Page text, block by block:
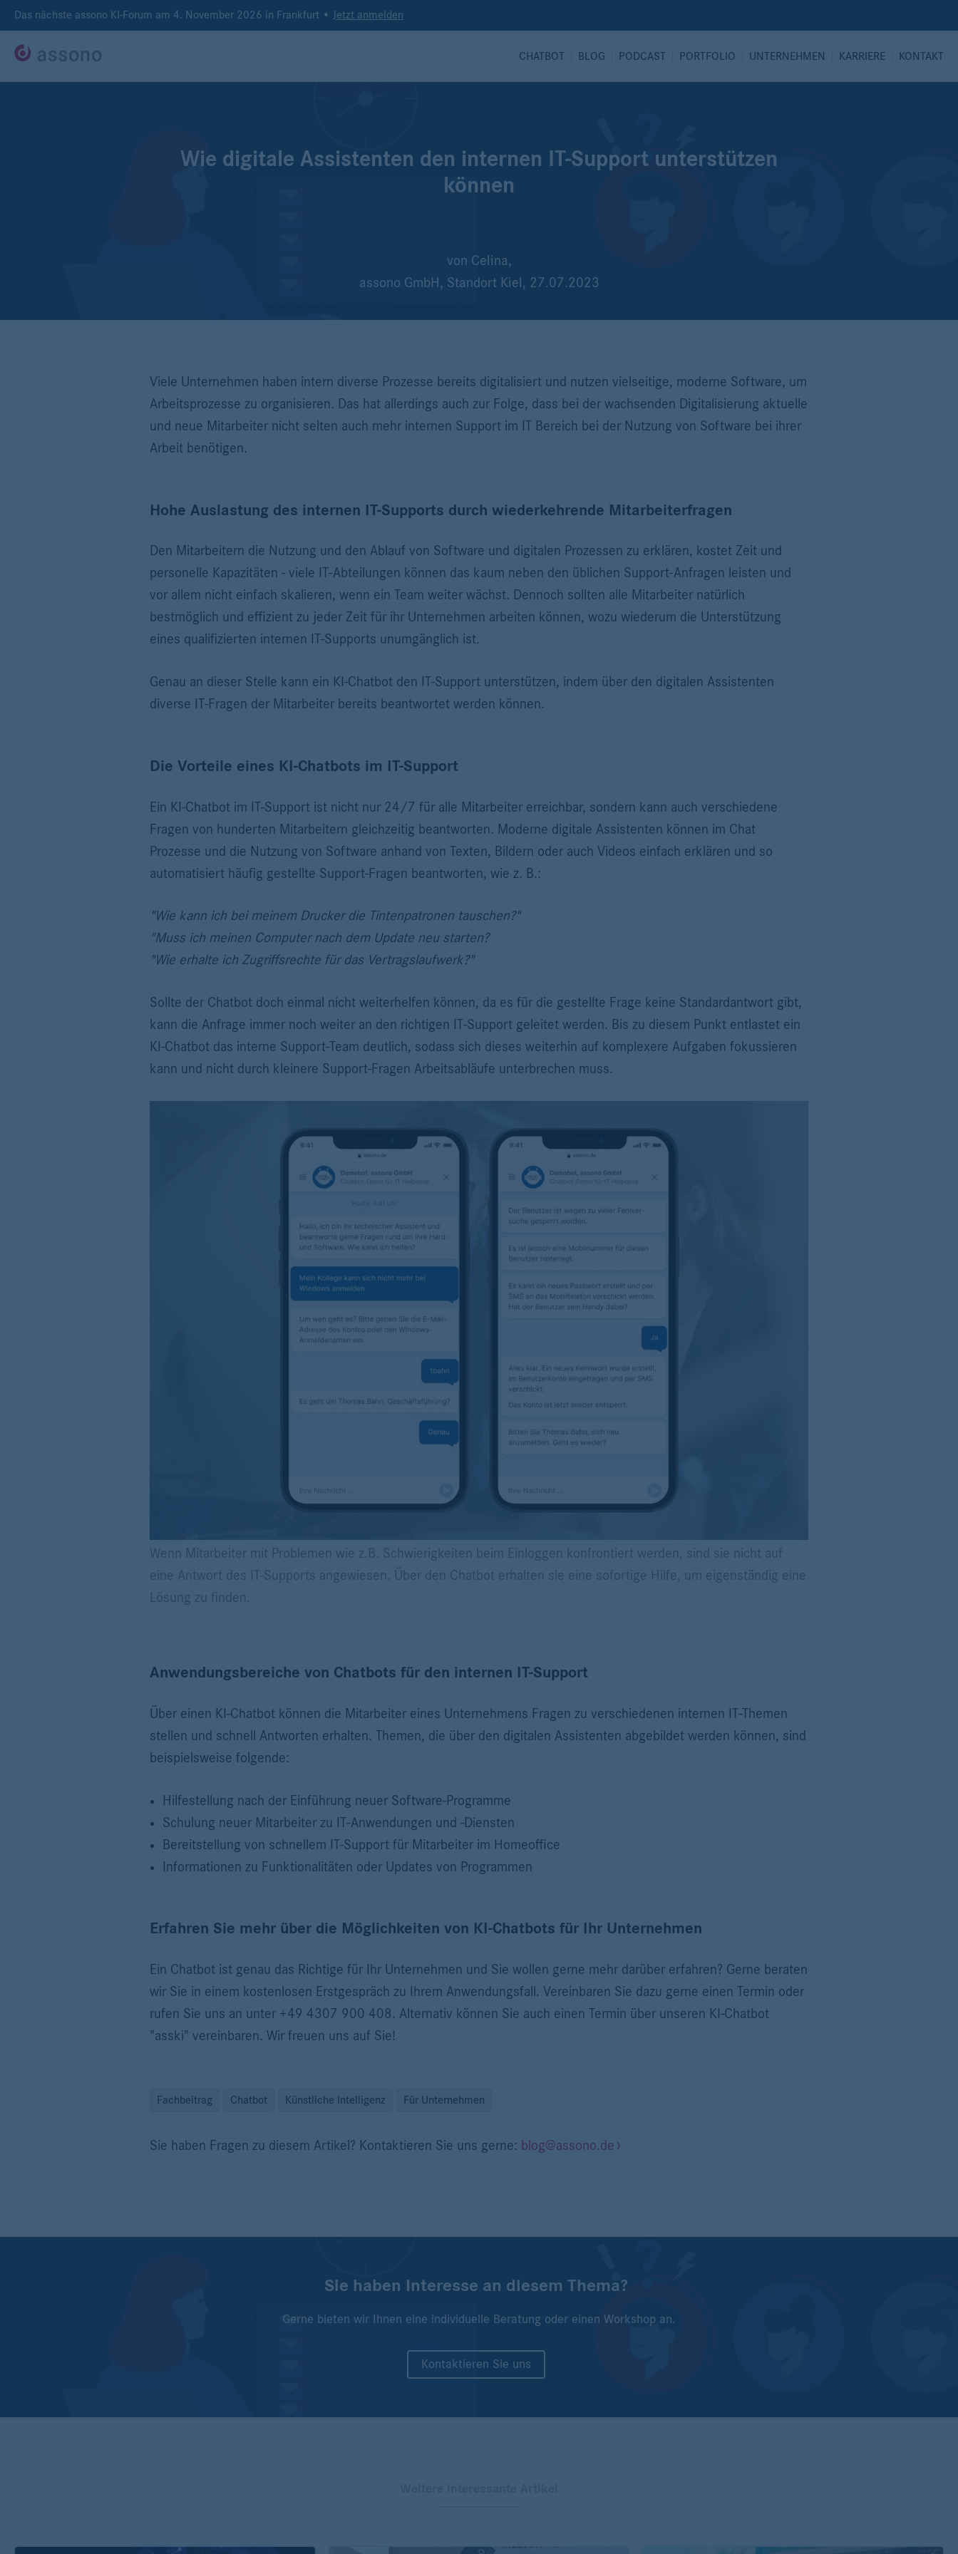
Das nächste assono KI-Forum am 4. November 2026 in Frankfurt • Jetzt anmelden
CHATBOT BLOG PODCAST PORTFOLIO UNTERNEHMEN KARRIERE KONTAKT
Wie digitale Assistenten den internen IT-Support unterstützen
können
von Celina,
assono GmbH, Standort Kiel, 27.07.2023
Viele Unternehmen haben intern diverse Prozesse bereits digitalisiert und nutzen vielseitige, moderne Software, um
Arbeitsprozesse zu organisieren. Das hat allerdings auch zur Folge, dass bei der wachsenden Digitalisierung aktuelle
und neue Mitarbeiter nicht selten auch mehr internen Support im IT Bereich bei der Nutzung von Software bei ihrer
Arbeit benötigen.
Hohe Auslastung des internen IT-Supports durch wiederkehrende Mitarbeiterfragen
Den Mitarbeitern die Nutzung und den Ablauf von Software und digitalen Prozessen zu erklären, kostet Zeit und
personelle Kapazitäten - viele IT-Abteilungen können das kaum neben den üblichen Support-Anfragen leisten und
vor allem nicht einfach skalieren, wenn ein Team weiter wächst. Dennoch sollten alle Mitarbeiter natürlich
bestmöglich und effizient zu jeder Zeit für ihr Unternehmen arbeiten können, wozu wiederum die Unterstützung
eines qualifizierten internen IT-Supports unumgänglich ist.
Genau an dieser Stelle kann ein KI-Chatbot den IT-Support unterstützen, indem über den digitalen Assistenten
diverse IT-Fragen der Mitarbeiter bereits beantwortet werden können.
Die Vorteile eines KI-Chatbots im IT-Support
Ein KI-Chatbot im IT-Support ist nicht nur 24/7 für alle Mitarbeiter erreichbar, sondern kann auch verschiedene
Fragen von hunderten Mitarbeitern gleichzeitig beantworten. Moderne digitale Assistenten können im Chat
Prozesse und die Nutzung von Software anhand von Texten, Bildern oder auch Videos einfach erklären und so
automatisiert häufig gestellte Support-Fragen beantworten, wie z. B.:
"Wie kann ich bei meinem Drucker die Tintenpatronen tauschen?"
"Muss ich meinen Computer nach dem Update neu starten?
"Wie erhalte ich Zugriffsrechte für das Vertragslaufwerk?"
Sollte der Chatbot doch einmal nicht weiterhelfen können, da es für die gestellte Frage keine Standardantwort gibt,
kann die Anfrage immer noch weiter an den richtigen IT-Support geleitet werden. Bis zu diesem Punkt entlastet ein
KI-Chatbot das interne Support-Team deutlich, sodass sich dieses weiterhin auf komplexere Aufgaben fokussieren
kann und nicht durch kleinere Support-Fragen Arbeitsabläufe unterbrechen muss.
Wenn Mitarbeiter mit Problemen wie z.B. Schwierigkeiten beim Einloggen konfrontiert werden, sind sie nicht auf
eine Antwort des IT-Supports angewiesen. Über den Chatbot erhalten sie eine sofortige Hilfe, um eigenständig eine
Lösung zu finden.
Anwendungsbereiche von Chatbots für den internen IT-Support
Über einen KI-Chatbot können die Mitarbeiter eines Unternehmens Fragen zu verschiedenen internen IT-Themen
stellen und schnell Antworten erhalten. Themen, die über den digitalen Assistenten abgebildet werden können, sind
beispielsweise folgende:
Hilfestellung nach der Einführung neuer Software-Programme
Schulung neuer Mitarbeiter zu IT-Anwendungen und -Diensten
Bereitstellung von schnellem IT-Support für Mitarbeiter im Homeoffice
Informationen zu Funktionalitäten oder Updates von Programmen
Erfahren Sie mehr über die Möglichkeiten von KI-Chatbots für Ihr Unternehmen
Ein Chatbot ist genau das Richtige für Ihr Unternehmen und Sie wollen gerne mehr darüber erfahren? Gerne beraten
wir Sie in einem kostenlosen Erstgespräch zu Ihrem Anwendungsfall. Vereinbaren Sie dazu gerne einen Termin oder
rufen Sie uns an unter +49 4307 900 408. Alternativ können Sie auch einen Termin über unseren KI-Chatbot
"asski" vereinbaren. Wir freuen uns auf Sie!
Fachbeitrag Chatbot Künstliche Intelligenz Für Unternehmen
Sie haben Fragen zu diesem Artikel? Kontaktieren Sie uns gerne: blog@assono.de
Sie haben Interesse an diesem Thema?
Gerne bieten wir Ihnen eine individuelle Beratung oder einen Workshop an.
Kontaktieren Sie uns